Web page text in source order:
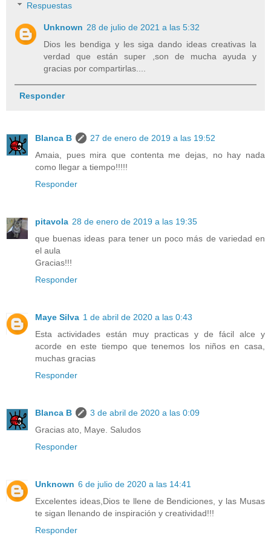
Respuestas
Unknown 28 de julio de 2021 a las 5:32
Dios les bendiga y les siga dando ideas creativas la
verdad que están super ,son de mucha ayuda y
gracias por compartirlas....
Responder
Blanca B
27 de enero de 2019 a las 19:52
Amaia, pues mira que contenta me dejas, no hay nada
como llegar a tiempo!!!!!
Responder
pitavola 28 de enero de 2019 a las 19:35
que buenas ideas para tener un poco más de variedad en
el aula
Gracias!!!
Responder
Maye Silva 1 de abril de 2020 a las 0:43
Esta actividades están muy practicas y de fácil alce y
acorde en este tiempo que tenemos los niños en casa,
muchas gracias
Responder
Blanca B
3 de abril de 2020 a las 0:09
Gracias ato, Maye. Saludos
Responder
Unknown 6 de julio de 2020 a las 14:41
Excelentes ideas,Dios te llene de Bendiciones, y las Musas
te sigan llenando de inspiración y creatividad!!!
Responder